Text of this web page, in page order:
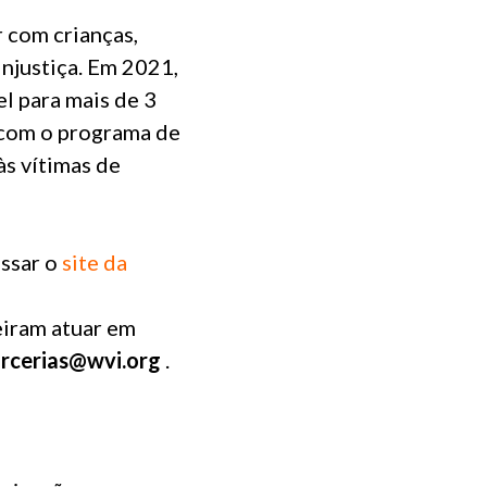
crianças,
Em 2021,
para mais de 3
o programa de
vítimas de
o site da
atuar em
.